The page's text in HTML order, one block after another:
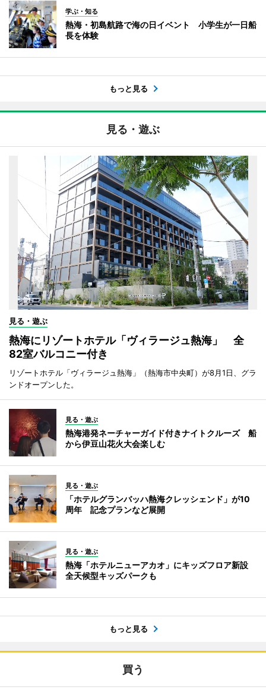
学ぶ・知る
熱海・初島航路で海の日イベント 小学生が一日船
長を体験
もっと見る
見る・遊ぶ
見る・遊ぶ
熱海にリゾートホテル「ヴィラージュ熱海」 全
82室バルコニー付き
リゾートホテル「ヴィラージュ熱海」（熱海市中央町）が8月1日、グラ
ンドオープンした。
見る・遊ぶ
熱海港発ネーチャーガイド付きナイトクルーズ 船
から伊豆山花火大会楽しむ
見る・遊ぶ
「ホテルグランバッハ熱海クレッシェンド」が10
周年 記念プランなど展開
見る・遊ぶ
熱海「ホテルニューアカオ」にキッズフロア新設
全天候型キッズパークも
もっと見る
買う